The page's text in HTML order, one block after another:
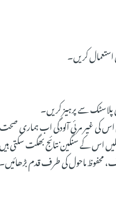
سے پرہیز کریں۔
کی غیر مرئی آلودگی اب ہماری
نسلیں اس کے سنگین نتائج بھگت
محفوظ ماحول کی طرف قدم بڑھائیں۔